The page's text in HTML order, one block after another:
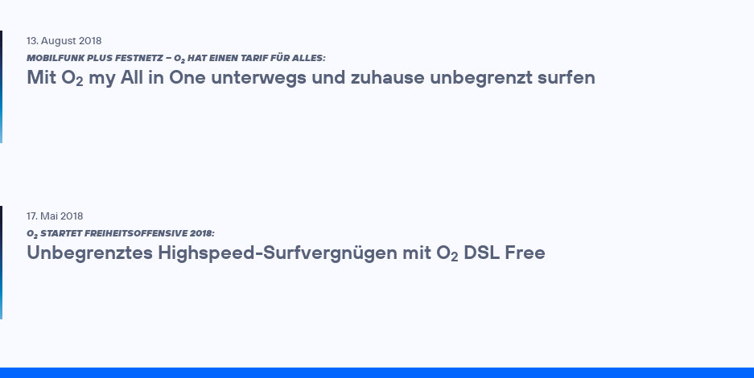
13. August 2018
MOBILFUNK PLUS FESTNETZ – O2 HAT EINEN TARIF FÜR ALLES:
Mit O2 my All in One unterwegs und zuhause unbegrenzt surfen
17. Mai 2018
O2 STARTET FREIHEITSOFFENSIVE 2018:
Unbegrenztes Highspeed-Surfvergnügen mit O2 DSL Free